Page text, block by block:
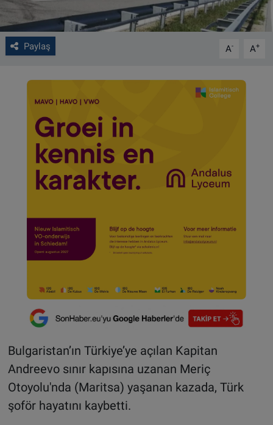
Paylaş A- A+
Bulgaristan’ın Türkiye’ye açılan Kapitan
Andreevo sınır kapısına uzanan Meriç
Otoyolu'nda (Maritsa) yaşanan kazada, Türk
şoför hayatını kaybetti.
Çerez Politikası